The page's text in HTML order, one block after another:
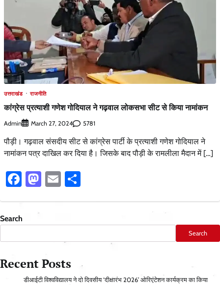
उत्तराखंड राजनीति
कांग्रेस प्रत्याशी गणेश गोदियाल ने गढ़वाल लोकसभा सीट से किया नामांकन
Admin March 27, 2024 5781
पौड़ी। गढ़वाल संसदीय सीट से कांग्रेस पार्टी के प्रत्याशी गणेश गोदियाल ने
नामांकन पत्र दाखिल कर दिया है। जिसके बाद पौड़ी के रामलीला मैदान में […]
Facebook
Mastodon
Email
Search
Search
Recent Posts
डीआईटी विश्वविद्यालय ने दो दिवसीय ‘दीक्षारंभ 2026’ ओरिएंटेशन कार्यक्रम का किया